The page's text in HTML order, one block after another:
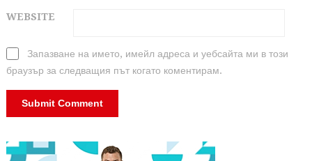
WEBSITE
Запазване на името, имейл адреса и уебсайта ми в този
браузър за следващия път когато коментирам.